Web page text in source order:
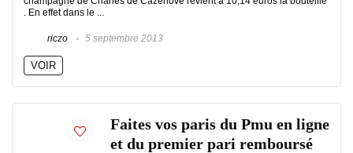
. En effet dans le ...
riczo 5 septembre 2013
VOIR
Faites vos paris du Pmu en ligne
et du premier pari remboursé